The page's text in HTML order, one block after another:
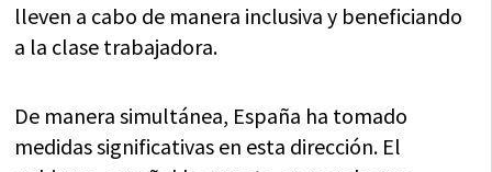
lleven a cabo de manera inclusiva y beneficiando
a la clase trabajadora.
De manera simultánea, España ha tomado
medidas significativas en esta dirección. El